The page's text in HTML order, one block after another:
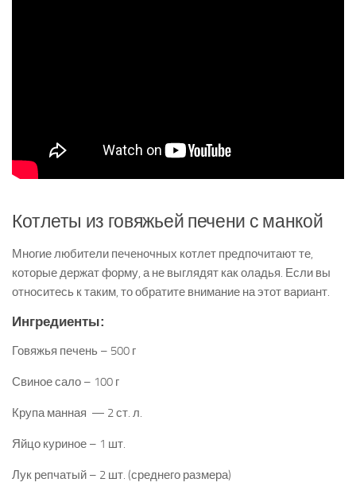
Котлеты из говяжьей печени с манкой
Многие любители печеночных котлет предпочитают те,
которые держат форму, а не выглядят как оладья. Если вы
относитесь к таким, то обратите внимание на этот вариант.
Ингредиенты:
Говяжья печень – 500 г
Свиное сало – 100 г
Крупа манная — 2 ст. л.
Яйцо куриное – 1 шт.
Лук репчатый – 2 шт. (среднего размера)